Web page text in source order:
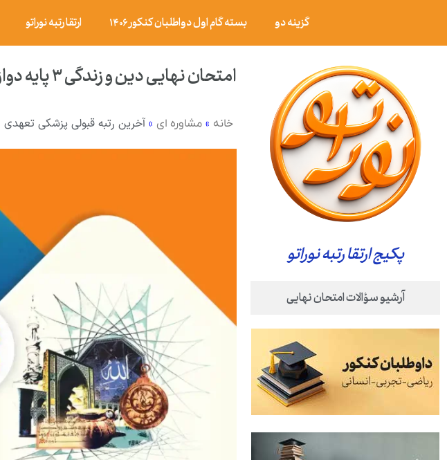
گزینه دو بسته گام اول دواطلبان کنکور ۱۴۰۶ ارتقا رتبه نوراتو
پکیج ارتقا رتبه نوراتو
آرشیو سؤالات امتحان نهایی
امتحان نهایی دین و زندگی ۳ پایه دوازدهم علوم تجربی خرداد ۱۴۰۳ با پاسخ تشریحی
خانه » مشاوره ای » آخرین رتبه قبولی پزشکی تعهدی